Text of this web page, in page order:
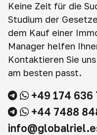
Keine Zeit für die
Studium der
dem Kauf einer
Manager helfen
Kontaktieren Sie
am besten passt.
+49 174 636
+44 7488